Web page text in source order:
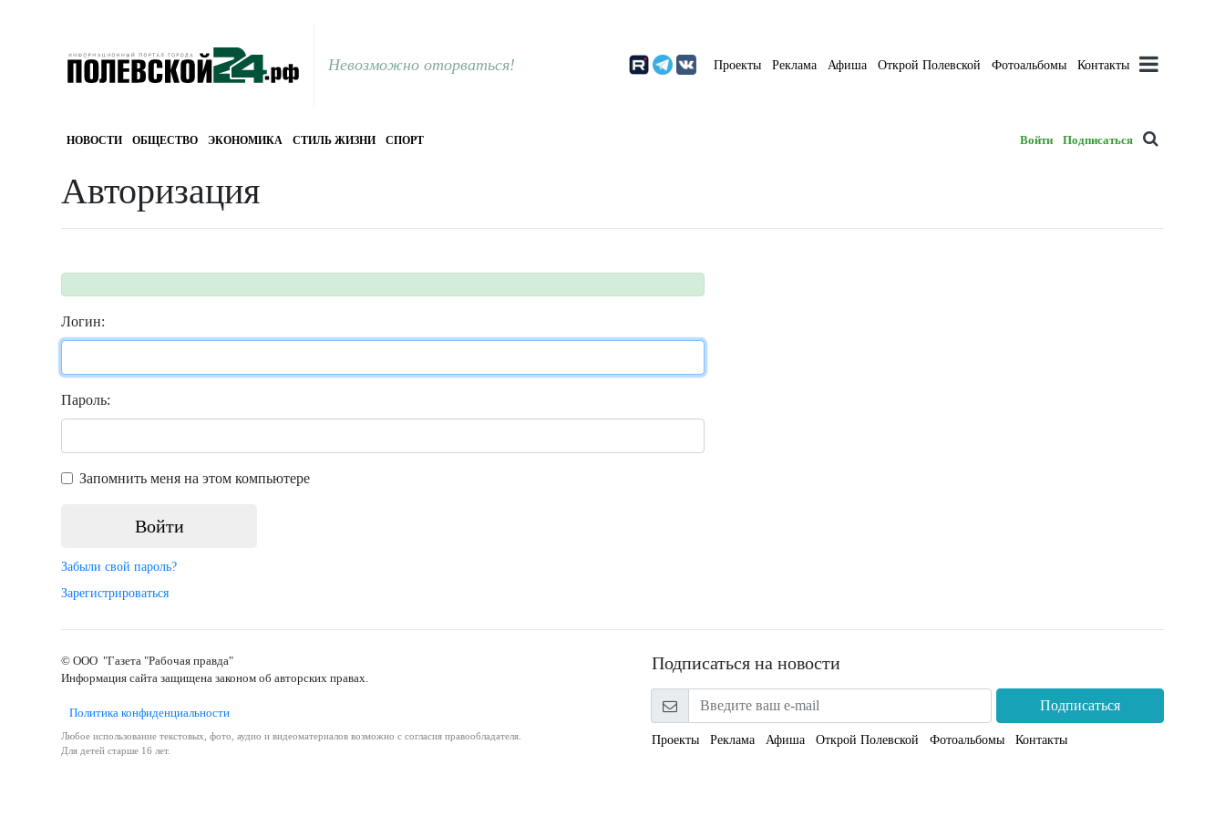
Невозможно оторваться! Проекты Реклама Афиша Открой Полевской Фотоальбомы Контакты
НОВОСТИ ОБЩЕСТВО ЭКОНОМИКА СТИЛЬ ЖИЗНИ СПОРТ Войти Подписаться
Авторизация
Логин:
Пароль:
Запомнить меня на этом компьютере
Забыли свой пароль?
Зарегистрироваться
© ООО "Газета "Рабочая правда"
Информация сайта защищена законом об авторских правах.
Политика конфиденциальности
Любое использование текстовых, фото, аудио и видеоматериалов возможно с согласия правообладателя.
Для детей старше 16 лет.
Подписаться на новости
Подписаться
Проекты Реклама Афиша Открой Полевской Фотоальбомы Контакты